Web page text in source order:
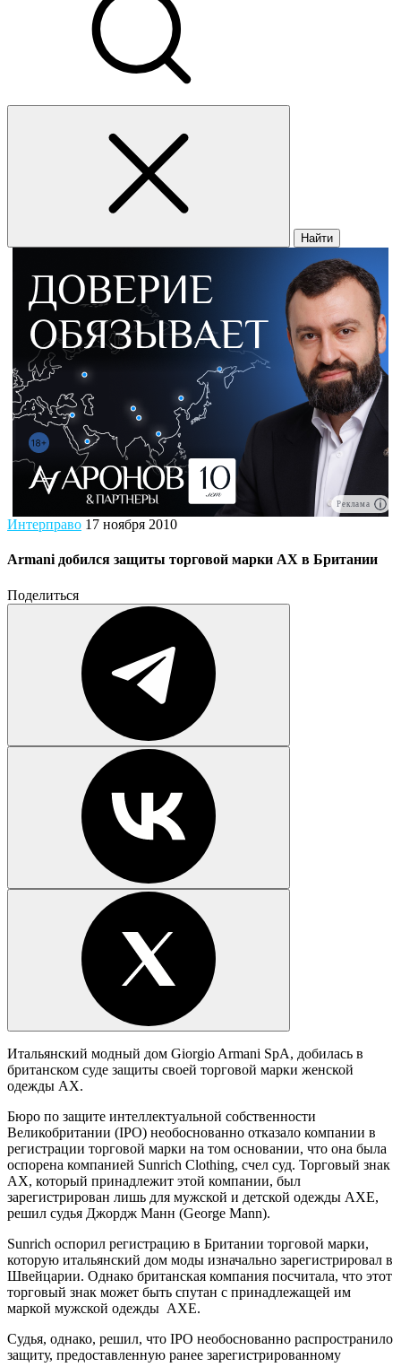
Найти
Реклама
Интерправо 17 ноября 2010
Armani добился защиты торговой марки AX в Британии
Поделиться
Итальянский модный дом Giorgio Armani SpA, добилась в
британском суде защиты своей торговой марки женской
одежды AX.
Бюро по защите интеллектуальной собственности
Великобритании (IPO) необоснованно отказало компании в
регистрации торговой марки на том основании, что она была
оспорена компанией Sunrich Clothing, счел суд. Торговый знак
AX, который принадлежит этой компании, был
зарегистрирован лишь для мужской и детской одежды AXE,
решил судья Джордж Манн (George Mann).
Sunrich оспорил регистрацию в Британии торговой марки,
которую итальянский дом моды изначально зарегистрировал в
Швейцарии. Однако британская компания посчитала, что этот
торговый знак может быть спутан с принадлежащей им
маркой мужской одежды AXE.
Судья, однако, решил, что IPO необоснованно распространило
защиту, предоставленную ранее зарегистрированному